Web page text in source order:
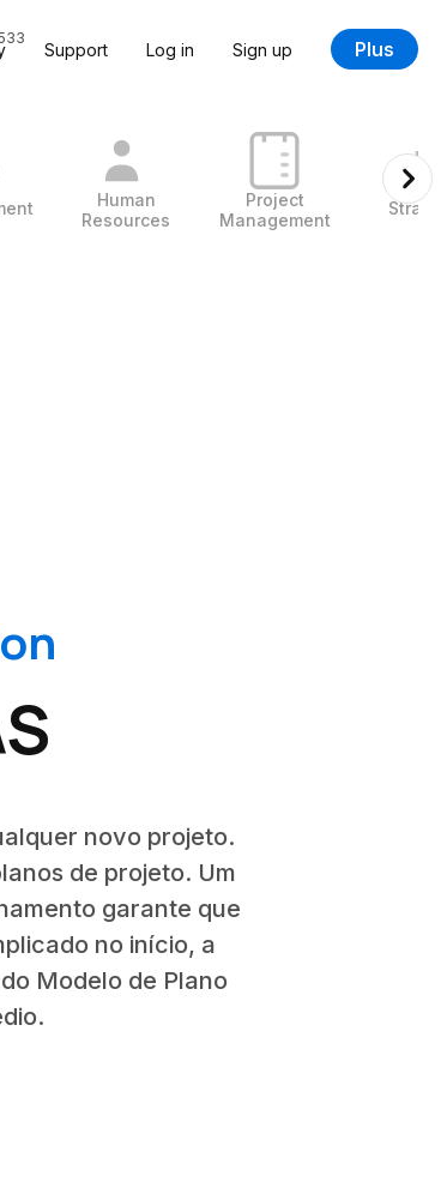
Support Log in Sign up Plus
Human
Resources
Project
Management
novo projeto.
de projeto. Um
garante que
no início, a
Modelo de Plano